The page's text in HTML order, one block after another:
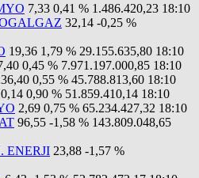
7,33 0,41 % 1.486.420,23 18:10
32,14 -0,25 %
19,36 1,79 % 29.155.635,80 18:10
0,45 % 7.971.197.000,85 18:10
0,55 % 45.788.813,60 18:10
0,90 % 51.859.410,14 18:10
2,69 0,75 % 65.234.427,32 18:10
96,55 -1,58 % 143.809.048,65
ENERJI 23,88 -1,57 %